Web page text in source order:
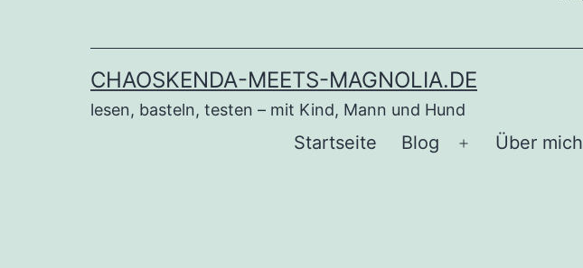
CHAOSKENDA-MEETS-MAGNOLIA.DE
lesen, basteln, testen – mit Kind, Mann und Hund
Startseite Blog
Menü
Über mich